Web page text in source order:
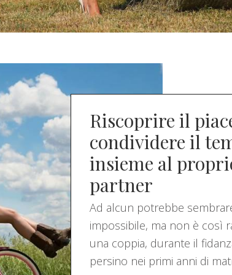
Riscoprire il
condividere il
insieme al
partner
Ad alcun potrebbe
impossibile, ma non è così
una coppia, durante il
persino nei primi anni di